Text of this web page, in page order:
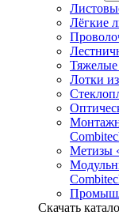
Лёгкие
Тяжелые
Лотки
Метизы
Скачать